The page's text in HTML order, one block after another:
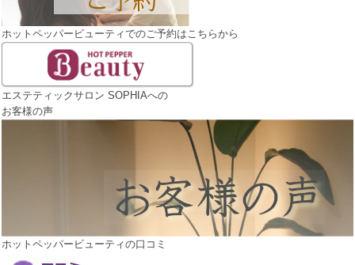
ホットペッパービューティでのご予約はこちらから
エステティックサロン SOPHIAへの
お客様の声
ホットペッパービューティの口コミ